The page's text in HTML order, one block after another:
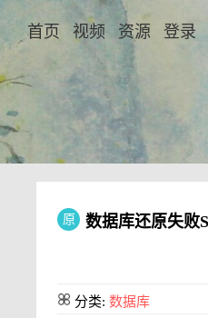
首页 视频 资源 登录
原 数据库还原失败
分类: 数据库